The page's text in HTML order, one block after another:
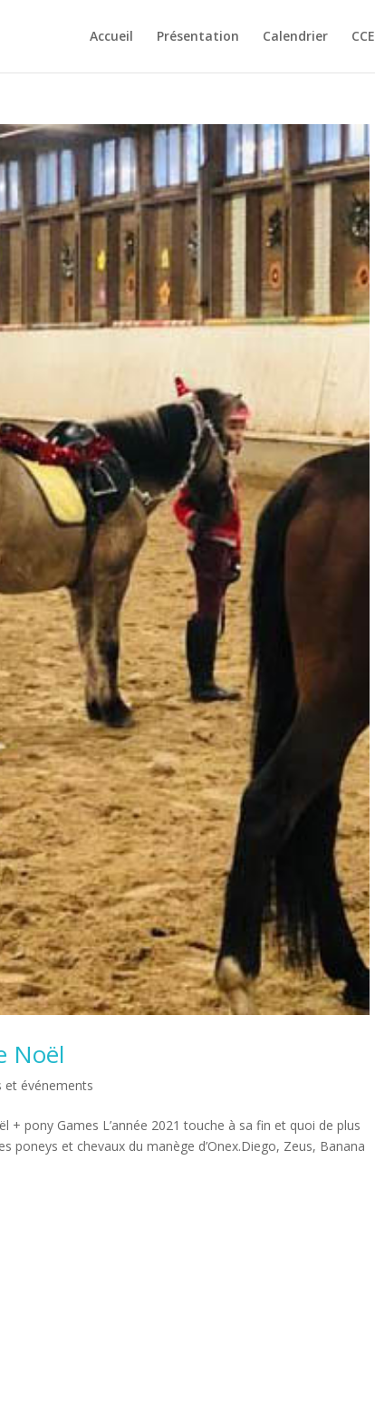
Accueil Présentation Calendrier CCE
Noël
et événements
pony Games L’année 2021 touche à sa fin et quoi de plus
poneys et chevaux du manège d’Onex.Diego, Zeus, Banana